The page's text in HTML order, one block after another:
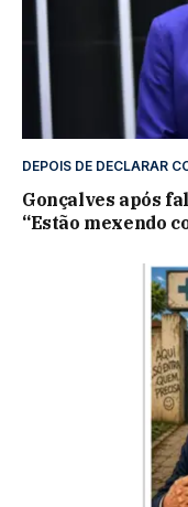
DEPOIS DE DECLARAR
Gonçalves após
“Estão mexendo